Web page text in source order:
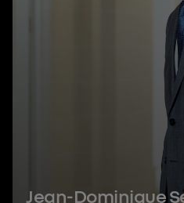
présidé les groupes de
responsable européen
(2018) et l’économie
précédentes fonctions, il
Michelin (2012-2019) qu’il
commencé sa carrière
responsabilités
sein des groupes Total,
Jean-Dominique